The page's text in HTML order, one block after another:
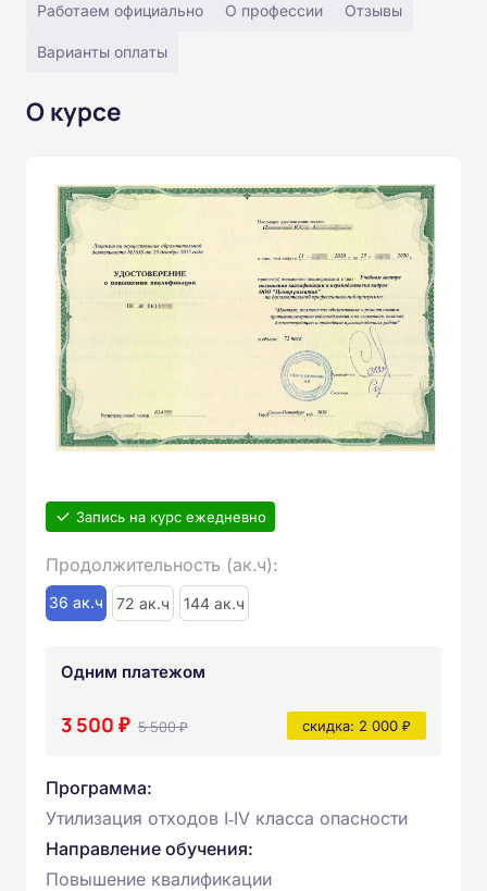
Работаем официально О профессии Отзывы
Варианты оплаты
О курсе
Запись на курс ежедневно
Продолжительность (ак.ч):
36 ак.ч 72 ак.ч 144 ак.ч
Одним платежом
3 500 ₽ 5 500 ₽ скидка: 2 000 ₽
Программа:
Утилизация отходов I‑IV класса опасности
Направление обучения:
Повышение квалификации